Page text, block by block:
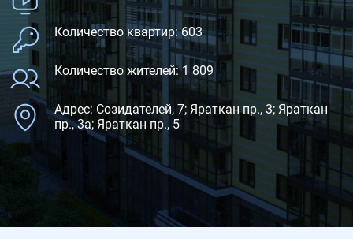
Количество квартир: 603
Количество жителей: 1 809
Адрес: Созидателей, 7; Яраткан пр., 3; Яраткан
пр., 3а; Яраткан пр., 5